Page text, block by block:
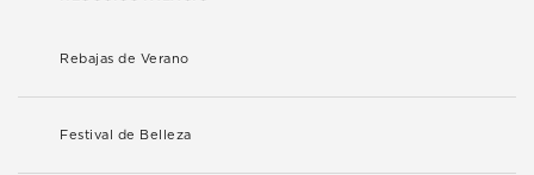
Rebajas de Verano
Festival de Belleza